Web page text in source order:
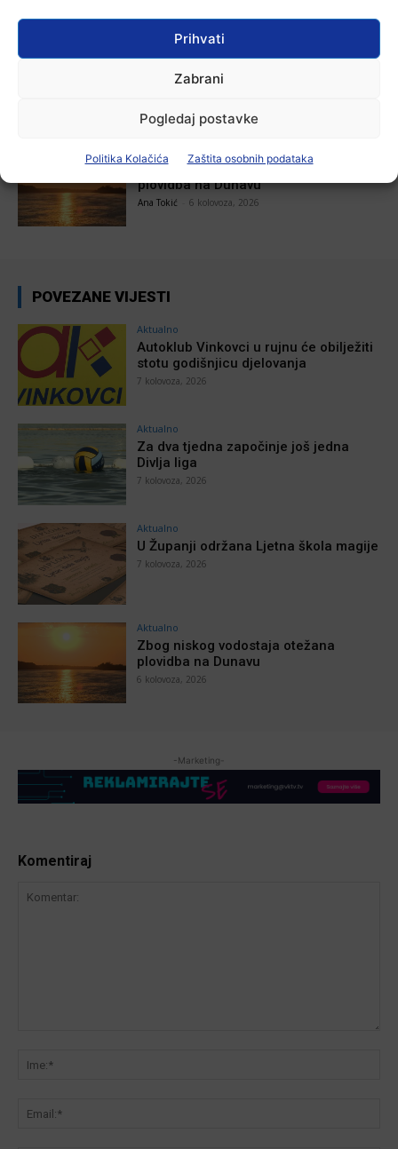
Prihvati
Zabrani
Pogledaj postavke
Politika Kolačića Zaštita osobnih podataka
U Županji održana Ljetna škola magije
Ana Tokić - 7 kolovoza, 2026
Zbog niskog vodostaja otežana
plovidba na Dunavu
Ana Tokić 6 kolovoza, 2026
POVEZANE VIJESTI
Aktualno
Autoklub Vinkovci u rujnu će obilježiti
stotu godišnjicu djelovanja
7 kolovoza, 2026
Aktualno
Za dva tjedna započinje još jedna
Divlja liga
7 kolovoza, 2026
Aktualno
U Županji održana Ljetna škola magije
7 kolovoza, 2026
Aktualno
Zbog niskog vodostaja otežana
plovidba na Dunavu
6 kolovoza, 2026
-Marketing-
Komentiraj